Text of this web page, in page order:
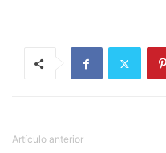
Artículo anterior